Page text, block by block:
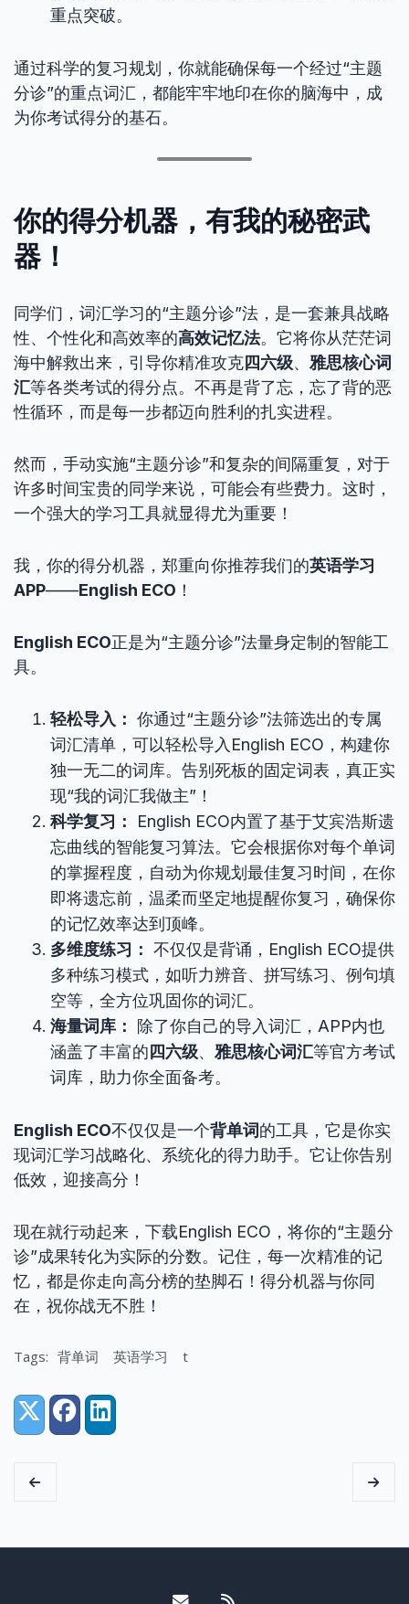
重点突破。
通过科学的复习规划，你就能确保每一个经过“主题
分诊”的重点词汇，都能牢牢地印在你的脑海中，成
为你考试得分的基石。
你的得分机器，有我的秘密武
器！
同学们，词汇学习的“主题分诊”法，是一套兼具战略
性、个性化和高效率的高效记忆法。它将你从茫茫词
海中解救出来，引导你精准攻克四六级、 雅思核心词
汇等各类考试的得分点。不再是背了忘，忘了背的恶
性循环，而是每一步都迈向胜利的扎实进程。
然而，手动实施“主题分诊”和复杂的间隔重复，对于
许多时间宝贵的同学来说，可能会有些费力。这时，
一个强大的学习工具就显得尤为重要！
我，你的得分机器，郑重向你推荐我们的英语学习
APP——English ECO ！
English ECO正是为“主题分诊”法量身定制的智能工
具。
轻松导入： 你通过“主题分诊”法筛选出的专属
词汇清单，可以轻松导入English ECO，构建你
独一无二的词库。告别死板的固定词表，真正实
现“我的词汇我做主”！
科学复习：
English ECO内置了基于艾宾浩斯遗
忘曲线的智能复习算法。它会根据你对每个单词
的掌握程度，自动为你规划最佳复习时间，在你
即将遗忘前，温柔而坚定地提醒你复习，确保你
的记忆效率达到顶峰。
多维度练习： 不仅仅是背诵，English ECO提供
多种练习模式，如听力辨音、拼写练习、例句填
空等，全方位巩固你的词汇。
海量词库：
除了你自己的导入词汇，APP内也
涵盖了丰富的 四六级、 雅思核心词汇等官方考试
词库，助力你全面备考。
English ECO不仅仅是一个背单词的工具，它是你实
现词汇学习战略化、系统化的得力助手。它让你告别
低效，迎接高分！
现在就行动起来，下载English ECO，将你的“主题分
诊”成果转化为实际的分数。记住，每一次精准的记
忆，都是你走向高分榜的垫脚石！得分机器与你同
在，祝你战无不胜！
Tags: 背单词 英语学习 t
Share:
X (Twitter)
FacebookLinkedIn
Email me